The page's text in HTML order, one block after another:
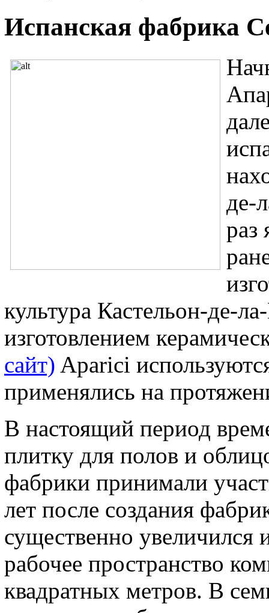
Испанская фабрика
де-
раз
культура Кастельон-де-
изготовлением
сайт) Aparici
применялись на
В настоящий период
плитку для полов и
фабрики принимали
лет после создания
существенно увеличился
рабочее пространство
квадратных метров. В